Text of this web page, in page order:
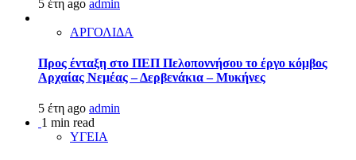
5 έτη ago admin
ΑΡΓΟΛΙΔΑ
Προς ένταξη στο ΠΕΠ Πελοποννήσου το έργο κόμβος
Αρχαίας Νεμέας – Δερβενάκια – Μυκήνες
5 έτη ago admin
1 min read
ΥΓΕΙΑ